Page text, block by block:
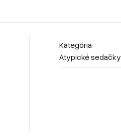
Kategória
Atypické sedačky